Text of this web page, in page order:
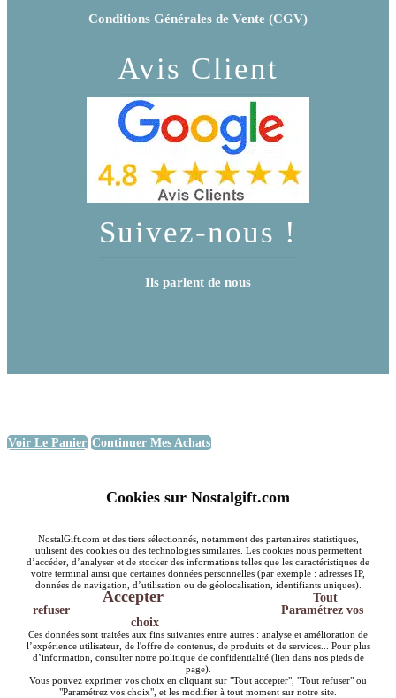
Conditions Générales de Vente (CGV)
Avis Client
Suivez-nous !
Ils parlent de nous
Voir Le Panier Continuer Mes Achats
Cookies sur Nostalgift.com
NostalGift.com et des tiers sélectionnés, notamment des partenaires statistiques,
utilisent des cookies ou des technologies similaires. Les cookies nous permettent
d’accéder, d’analyser et de stocker des informations telles que les caractéristiques de
votre terminal ainsi que certaines données personnelles (par exemple : adresses IP,
données de navigation, d’utilisation ou de géolocalisation, identifiants uniques).
Accepter
Tout
refuser
Paramétrez vos
choix
Ces données sont traitées aux fins suivantes entre autres : analyse et amélioration de
l’expérience utilisateur, de l'offre de contenus, de produits et de services... Pour plus
d’information, consulter notre politique de confidentialité (lien dans nos pieds de
page).
Vous pouvez exprimer vos choix en cliquant sur "Tout accepter", "Tout refuser" ou
"Paramétrez vos choix", et les modifier à tout moment sur notre site.